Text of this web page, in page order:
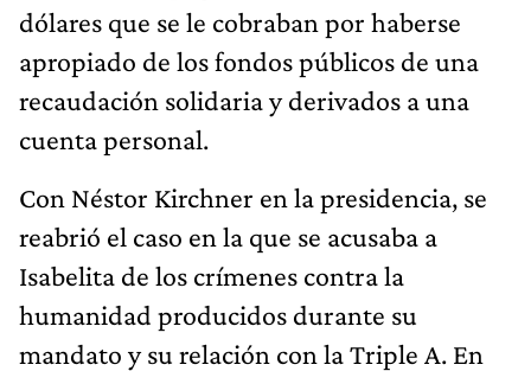
dólares que se le cobraban por haberse
apropiado de los fondos públicos de una
recaudación solidaria y derivados a una
cuenta personal.
Con Néstor Kirchner en la presidencia, se
reabrió el caso en la que se acusaba a
Isabelita de los crímenes contra la
humanidad producidos durante su
mandato y su relación con la Triple A. En